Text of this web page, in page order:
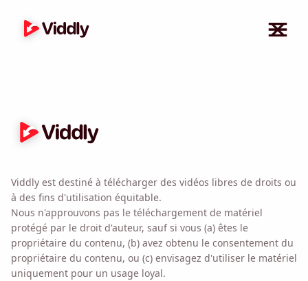
Viddly est destiné à télécharger des vidéos libres de droits ou
à des fins d'utilisation équitable.
Nous n'approuvons pas le téléchargement de matériel
protégé par le droit d'auteur, sauf si vous (a) êtes le
propriétaire du contenu, (b) avez obtenu le consentement du
propriétaire du contenu, ou (c) envisagez d'utiliser le matériel
uniquement pour un usage loyal.
Rappelez-moi 🔔
Envoyez-vous un rappel pour télécharger Viddly
lorsque vous êtes de retour sur MacOS ou PC